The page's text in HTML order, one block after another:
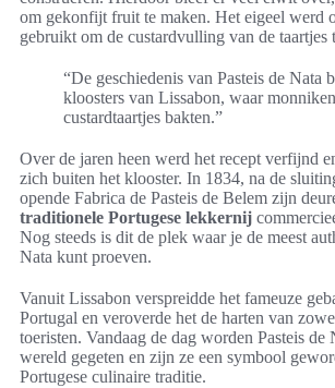
om gekonfijt fruit te maken. Het eigeel werd
gebruikt om de custardvulling van de taartjes
“De geschiedenis van Pasteis de Nata
kloosters van Lissabon, waar
custardtaartjes bakten.”
Over de jaren heen werd het recept verfijnd
zich buiten het klooster. In 1834, na de
opende Fabrica de Pasteis de Belem zijn
traditionele Portugese lekkernij
Nog steeds is dit de plek waar je de meest
Nata kunt proeven.
Vanuit Lissabon verspreidde het fameuze
Portugal en veroverde het de harten van
toeristen. Vandaag de dag worden Pasteis de
wereld gegeten en zijn ze een symbool
Portugese culinaire traditie.